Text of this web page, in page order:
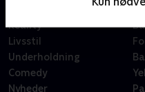
Reality
Livsstil
Underholdning
Comedy
Nyheder
X